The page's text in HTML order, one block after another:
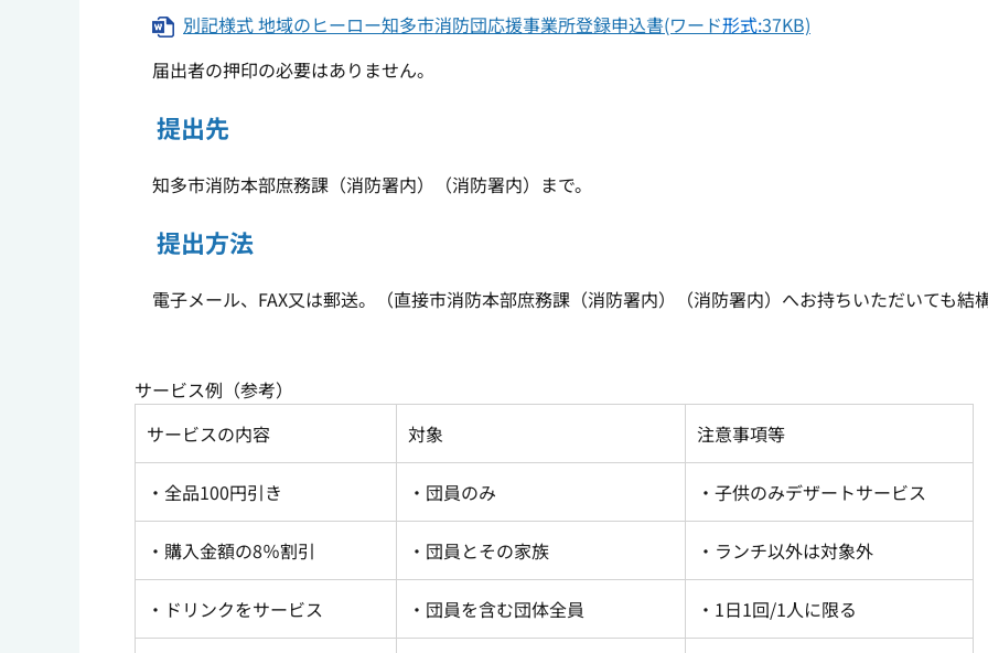
別記様式 地域のヒーロー知多市消防団応援事業所登録申込書(ワード形式:37KB)
届出者の押印の必要はありません。
提出先
知多市消防本部庶務課（消防署内）（消防署内）まで。
提出方法
電子メール、FAX又は郵送。（直接市消防本部庶務課（消防署内）（消防署内）へお持ちいただいても結構
サービス例（参考）
サービスの内容
対象 注意事項等
・全品100円引き ・団員のみ ・子供のみデザートサービス
・購入金額の8％割引 ・団員とその家族 ・ランチ以外は対象外
・ドリンクをサービス ・団員を含む団体全員 ・1日1回/1人に限る